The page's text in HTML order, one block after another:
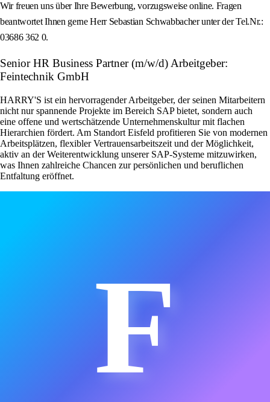
Wir freuen uns über Ihre Bewerbung, vorzugsweise online. Fragen
beantwortet Ihnen gerne Herr Sebastian Schwabbacher unter der Tel.Nr.:
03686 362 0.
Senior HR Business Partner (m/w/d) Arbeitgeber:
Feintechnik GmbH
HARRY'S ist ein hervorragender Arbeitgeber, der seinen Mitarbeitern
nicht nur spannende Projekte im Bereich SAP bietet, sondern auch
eine offene und wertschätzende Unternehmenskultur mit flachen
Hierarchien fördert. Am Standort Eisfeld profitieren Sie von modernen
Arbeitsplätzen, flexibler Vertrauensarbeitszeit und der Möglichkeit,
aktiv an der Weiterentwicklung unserer SAP-Systeme mitzuwirken,
was Ihnen zahlreiche Chancen zur persönlichen und beruflichen
Entfaltung eröffnet.
F